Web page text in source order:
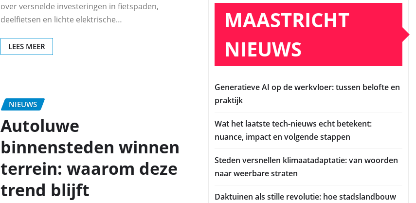
over versnelde investeringen in fietspaden,
deelfietsen en lichte elektrische…
LEES MEER
NIEUWS
Autoluwe
binnensteden winnen
terrein: waarom deze
trend blijft
MAASTRICHT
NIEUWS
Generatieve AI op de werkvloer: tussen belofte en
praktijk
Wat het laatste tech-nieuws echt betekent:
nuance, impact en volgende stappen
Steden versnellen klimaatadaptatie: van woorden
naar weerbare straten
Daktuinen als stille revolutie: hoe stadslandbouw